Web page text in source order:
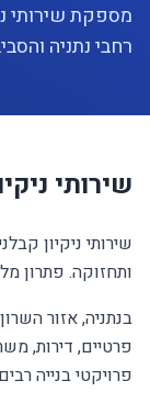
מספקת שירותי
רחבי נתניה
שירותי
שירותי ניקיון
ותחזוקה. פתרון
בנתניה, אזור
פרטיים, דירות,
פרויקטי בנייה